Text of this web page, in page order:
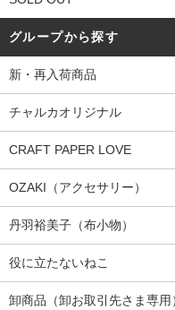
グループから探す
新・再入荷商品
チャルカオリジナル
CRAFT PAPER LOVE
OZAKI（アクセサリー）
丹羽裕美子（布小物）
役に立たないねこ
卸商品（卸お取引先さま専用